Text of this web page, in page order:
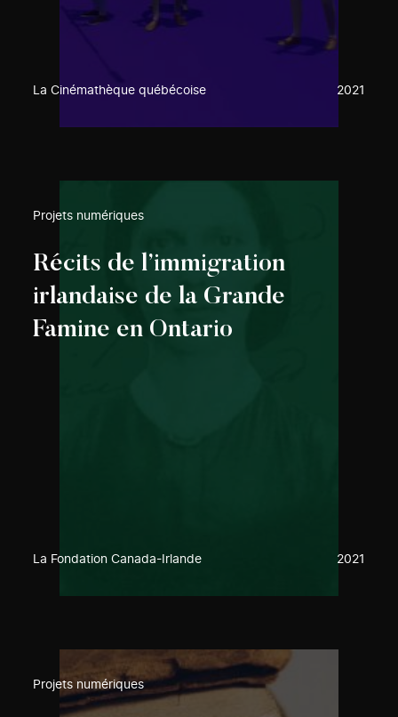
La Cinémathèque québécoise 2021
Projets numériques
Récits de l’immigration
irlandaise de la Grande
Famine en Ontario
La Fondation Canada-Irlande 2021
Projets numériques